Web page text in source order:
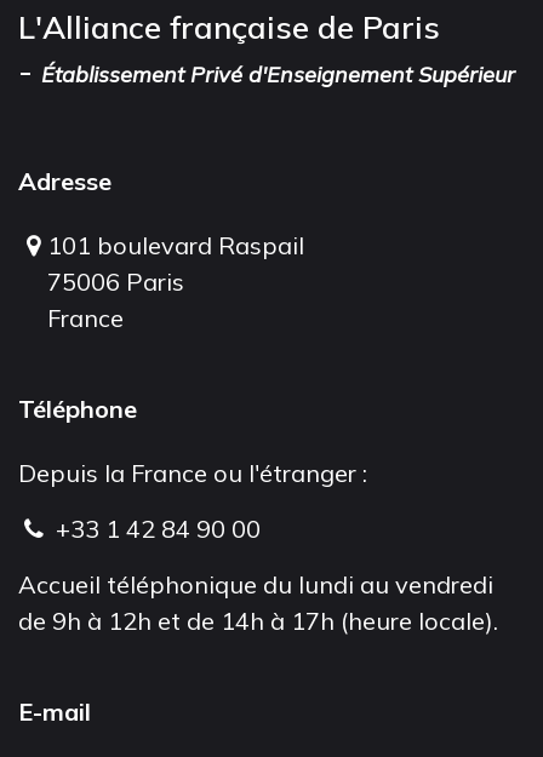
L'Alliance française de Paris
- Établissement Privé d'Enseignement Supérieur
Adresse
101 boulevard Raspail
75006 Paris
France
Téléphone
Depuis la France ou l'étranger :
+33 1 42 84 90 00
Accueil téléphonique du lundi au vendredi
de 9h à 12h et de 14h à 17h (heure locale).
E-mail